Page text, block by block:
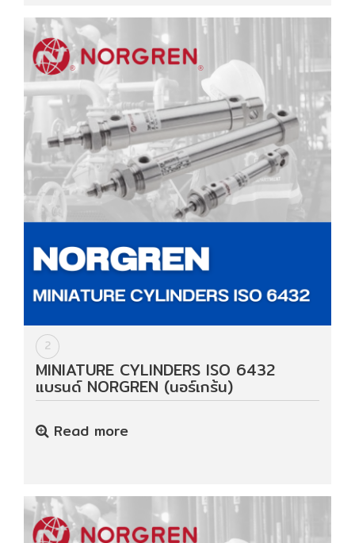
Repair
request
Reference
News
Activity
Center
Document
About
Contact
Customer
2
MINIATURE CYLINDERS ISO 6432
แบรนด์ NORGREN (นอร์เกร้น)
Read more